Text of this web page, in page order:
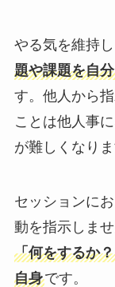
やる気を維持
題や課題を自
す。他人から
ことは他人事
が難しくなりま
セッションに
動を指示しませ
「何をするか
自身です。